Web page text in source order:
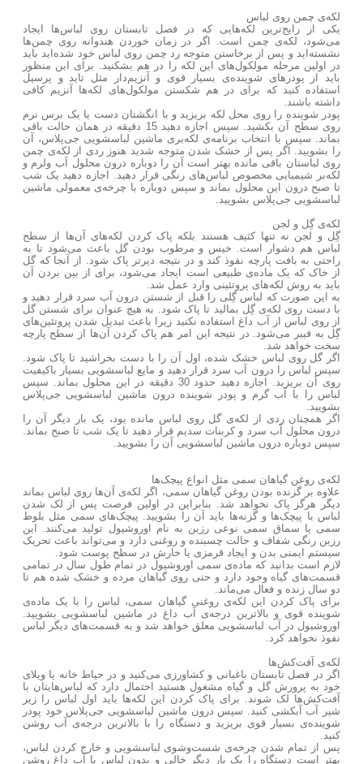
لکه‌ی چمن روی لباس
یکی از رایج‌ترین لکه‌هایی که در فصل تابستان روی لباس‌ها ایجاد
می‌شود، لکه‌ی چمن است. اگر در زمان خوردن هندوانه روی چمن‌ها
نشسته‌اید و پس از برخاستن متوجه رد چمن روی لباس خود شده‌اید باید
در اولین مرحله مولکول‌های این لکه را در هم بشکنید. برای این منظور
باید از پودرهای شوینده‌ی بسیار قوی و آنزیم‌دار مثل تاید و پرسیل
استفاده کنید که برای در هم شکستن مولکول‌های لکه‌ها آنزیم کافی
داشته باشند.
پودر شوینده را روی محل لکه بریزید و با انگشتان دست یا یک برس نرم
روی سطح آن بکشید. سپس اجازه دهید 15 دقیقه در همان حالت باقی
بماند. سپس با انتخاب برنامه‌ی لکه‌بری ماشین لباسشویی جی‌پلاس، آن
را بشویید. اگر پس از خشک شدن متوجه شدید هنوز ردی از لکه‌ی چمن
روی لباستان باقی مانده بهتر است آن را دوباره درون محلول آب ولرم و
لکه‌بر شیمیایی مخصوص لباس‌های رنگی قرار دهید. اجازه دهید یک شب
تا صبح درون این محلول بماند و سپس دوباره با چرخه‌ی معمولی ماشین
لباسشویی جی‌پلاس بشویید.
لکه‌ی گِل و لجن
گِل و لجن نه تنها کثیف هستند بلکه پاک کردن لکه‌های آنها از سطح
لباس هم دشوار است. خیس و مرطوب بودن گل باعث می‌شود تا به
راحتی به بافت پارچه نفوذ کند و در نتیجه دیرتر پاک شود. از آنجا که گل
از خاک که یک ماده‌ی طبیعی است ایجاد می‌شود، برای از بین بردن آن
باید به روش لکه‌های پروتئینی وارد عمل شد.
به این صورت که لباس گِلی را قبل از شستن درون آب سرد قرار دهید و
با دست روی لکه‌ی گِل بمالید تا پاک شود. به هیچ عنوان برای شستن گل
از روی لباس از آب داغ استفاده نکنید زیرا باعث تبدیل شدن پروتئین‌های
گِل به فیبر می‌شود. در نتیجه این امر هم پاک کردن آن‌ها از سطح پارچه
سخت خواهد شد.
اگر گل روی لباس خشک شده، اول آن را با دست بخراشید تا پاک شود.
سپس لباس را درون آب سرد قرار دهید و مایع لباسشویی بسیار باکیفیت
روی آن بریزید. اجازه دهید حدود 30 دقیقه در این محلول بماند. سپس
لباس را با آب گرم و پودر شوینده درون ماشین لباسشویی جی‌پلاس
بشویید.
اگر همچنان ردی از لکه‌ی گل روی لباس مانده بود، یک بار دیگر آن را
درون محلول آب سرد و کربنات سدیم قرار دهید تا یک شب تا صبح بماند.
سپس دوباره درون ماشین لباسشویی آن را بشویید.
لکه‌ی روغن گیاهان سمی مثل انواع پیچک‌ها
علاوه بر گزنده بودن روغن گیاهان سمی، اگر لکه‌ی آن‌ها روی لباس بماند
دیگر هرگز پاک نخواهد شد. بنابراین در اولین فرصت پس از لک شدن
لباس با پیچک‌ها و گزنه‌ها باید آن را بشویید. پیچک‌های سمی مثل بلوط
سمی یا سماق سمی نوعی رزین به نام اوروشیول تولید می‌کنند. این
رزین رنگی شفاف و حالت چسبنده و روغنی دارد و می‌تواند باعث تحریک
سیستم ایمنی بدن و ایجاد قرمزی یا خارش در سطح پوست شود.
لازم است بدانید که ماده‌ی سمی اوروشیول در تمام طول سال در تمامی
قسمت‌های گیاه وجود دارد و حتی روی گیاهان مرده و خشک شده هم تا
دو سال زنده و فعال می‌ماند.
برای پاک کردن این لکه‌ی روغنی گیاهان سمی، لباس را با یک ماده‌ی
شوینده قوی و بالاترین درجه‌ی آب داغ در ماشین لباسشویی بشویید.
اوروشیول در آب لباسشویی معلق خواهد شد و به قسمت‌های دیگر لباس
نفوذ نخواهد کرد.
لکه‌ی آفت‌کش‌ها
اگر در فصل تابستان باغبانی و کشاورزی می‌کنید و در حیاط خانه یا ویلای
خود به پرورش گل و گیاه مشغول هستید احتمال دارد که لباس‌هایتان با
آفت‌کش‌ها لک شوند. برای پاک کردن این لکه‌ها باید اول لباس را زیر
شیر آب آبکشی کنید. سپس درون ماشین لباسشویی جی‌پلاس خود پودر
شوینده‌ی بسیار قوی بریزید و دستگاه را با بالاترین درجه‌ی آب روشن
کنید.
پس از تمام شدن چرخه‌ی شست‌وشوی لباسشویی و خارج کردن لباس،
بهتر است دستگاه را یک بار دیگر خالی و بدون لباس با آب داغ روشن